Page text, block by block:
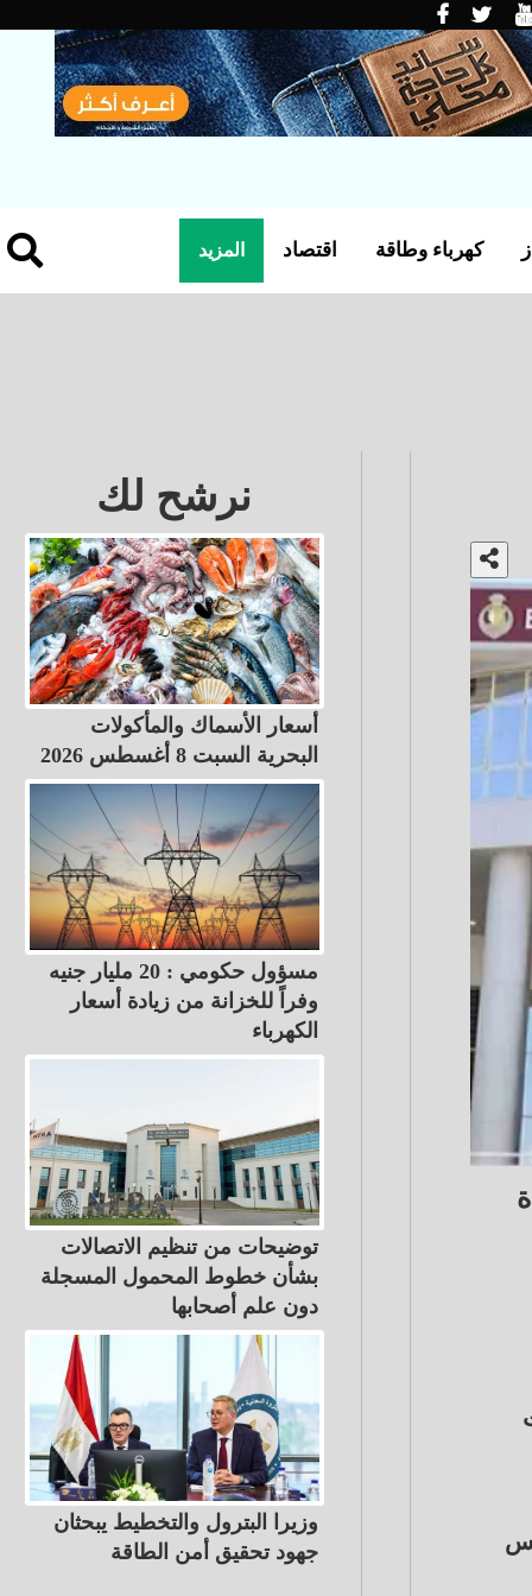
المزيد اقتصاد كهرباء وطاقة
نرشح لك
أسعار الأسماك والمأكولات
البحرية السبت 8 أغسطس 2026
مسؤول حكومي : 20 مليار جنيه
وفراً للخزانة من زيادة أسعار
الكهرباء
توضيحات من تنظيم الاتصالات
بشأن خطوط المحمول المسجلة
دون علم أصحابها
وزيرا البترول والتخطيط يبحثان
جهود تحقيق أمن الطاقة